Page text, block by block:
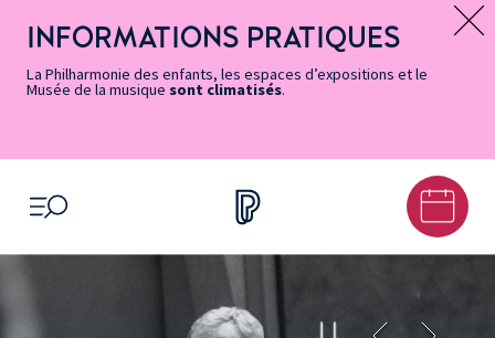
page
Accessibilité
accès
rapides
principal
contenu
principal
page
Message d’information
INFORMATIONS PRATIQUES
La Philharmonie des enfants, les espaces d’expositions et le
Musée de la musique sont climatisés.
OUVRIR LE MENU